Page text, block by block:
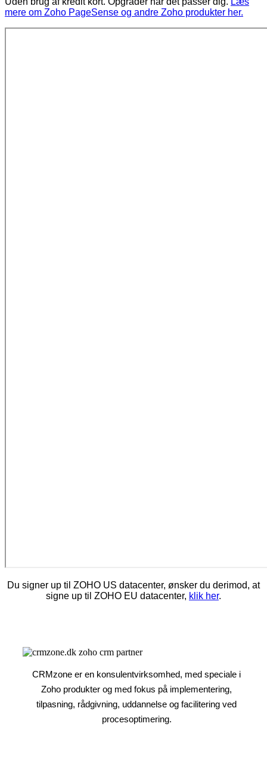
mere om Zoho PageSense og andre Zoho produkter her.
Du signer up til ZOHO US datacenter, ønsker du derimod, at
signe up til ZOHO EU datacenter, klik her.
CRMzone er en konsulentvirksomhed, med speciale i
Zoho produkter og med fokus på implementering,
tilpasning, rådgivning, uddannelse og facilitering ved
procesoptimering.​​